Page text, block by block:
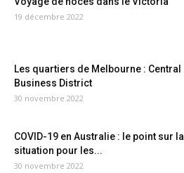
19 décembre 2022
Les quartiers de Melbourne : Central
Business District
30 novembre 2022
COVID-19 en Australie : le point sur la
situation pour les...
30 novembre 2022